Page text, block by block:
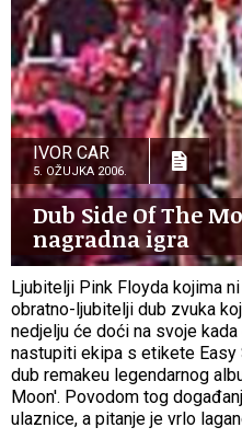
IVOR CAR
5. OŽUJKA 2006.
Dub Side Of The
nagradna igra
Ljubitelji Pink Floyda kojima
obratno-ljubitelji dub zvuka
nedjelju će doći na svoje
nastupiti ekipa s etikete
dub remakeu legendarnog
Moon'. Povodom tog
ulaznice, a pitanje je vrlo